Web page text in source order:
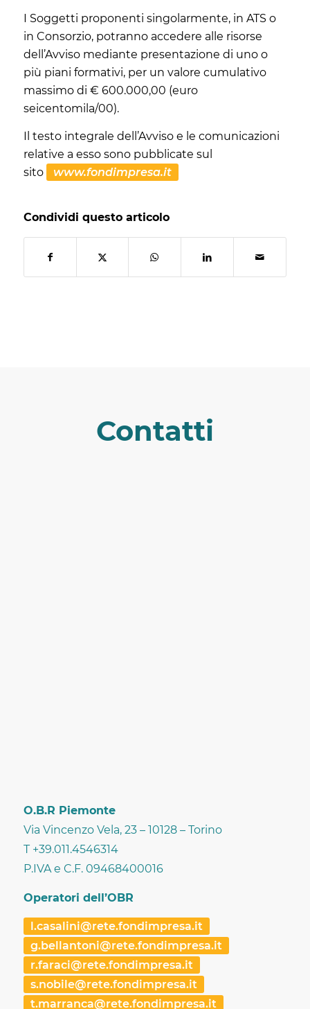
I Soggetti proponenti singolarmente, in ATS o
in Consorzio, potranno accedere alle risorse
dell’Avviso mediante presentazione di uno o
più piani formativi, per un valore cumulativo
massimo di € 600.000,00 (euro
seicentomila/00).
Il testo integrale dell’Avviso e le comunicazioni
relative a esso sono pubblicate sul
sito
www.fondimpresa.it
Condividi questo articolo
Contatti
O.B.R Piemonte
Via Vincenzo Vela, 23 – 10128 – Torino
T +39.011.4546314
P.IVA e C.F. 09468400016
Operatori dell’OBR
l.casalini@rete.fondimpresa.it
g.bellantoni@rete.fondimpresa.it
r.faraci@rete.fondimpresa.it
s.nobile@rete.fondimpresa.it
t.marranca@rete.fondimpresa.it